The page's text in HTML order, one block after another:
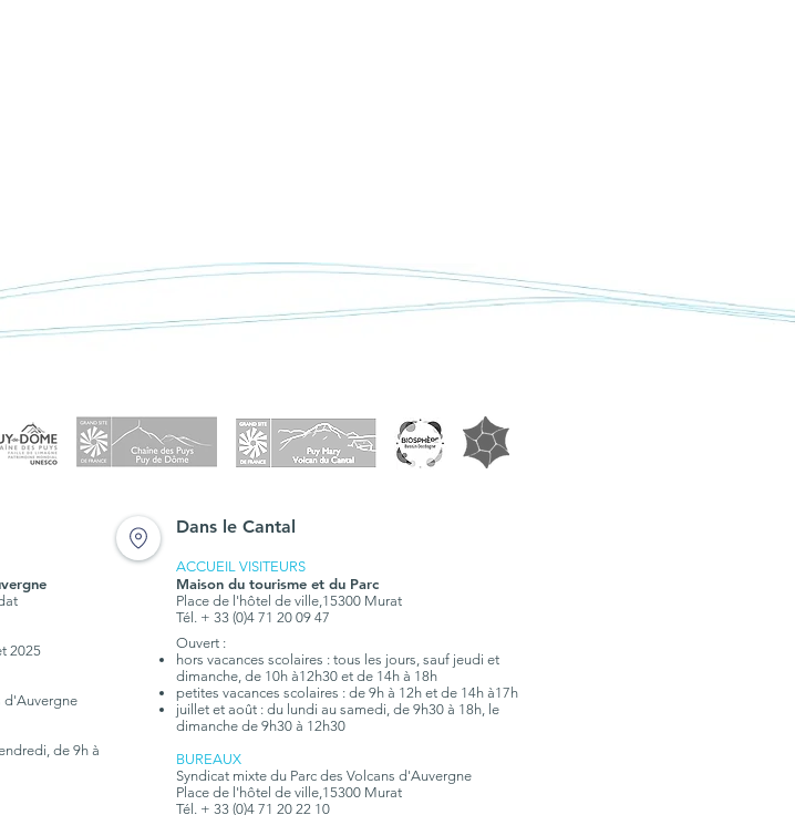
2025
d'Auvergne
de 9h à
Dans le Cantal
ACCUEIL VISITEURS
Maison du tourisme et du Parc
Place de l'hôtel de ville,15300 Murat
Tél. + 33 (0)4 71 20 09 47
Ouvert :
hors vacances scolaires : tous les jours, sauf jeudi et
dimanche, de 10h à12h30 et de 14h à 18h
petites vacances scolaires : de 9h à 12h et de 14h à17h
juillet et août : du lundi au samedi, de 9h30 à 18h, le
dimanche de 9h30 à 12h30
BUREAUX
Syndicat mixte du Parc des Volcans d'Auvergne
Place de l'hôtel de ville,15300 Murat
Tél. + 33 (0)4 71 20 22 10